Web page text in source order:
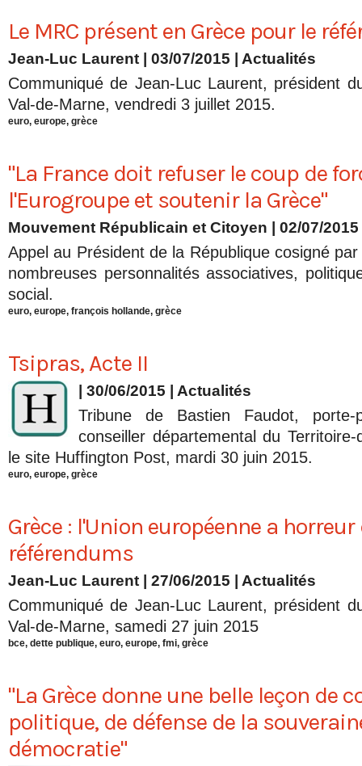
Le MRC présent en Grèce pour le
Jean-Luc Laurent | 03/07/2015 Actualités
Communiqué de Jean-Luc Laurent, président
Val-de-Marne, vendredi 3 juillet 2015.
euro, europe, grèce
"La France doit refuser le coup de
l'Eurogroupe et soutenir la Grèce"
Mouvement Républicain et Citoyen | 02/07/2015
Appel au Président de la République cosigné
nombreuses personnalités associatives,
social.
euro, europe, françois hollande, grèce
Tsipras, Acte II
| 30/06/2015 Actualités
Tribune de Bastien Faudot,
conseiller départemental du
le site Huffington Post, mardi 30 juin 2015.
euro, europe, grèce
Grèce : l'Union européenne a horreur
référendums
Jean-Luc Laurent | 27/06/2015 Actualités
Communiqué de Jean-Luc Laurent, président
Val-de-Marne, samedi 27 juin 2015
bce, dette publique, euro, europe, fmi, grèce
"La Grèce donne une belle leçon de
politique, de défense de la
démocratie"